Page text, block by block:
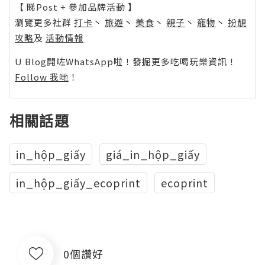
【 睇Post + 參加品牌活動 】
瀏覽更多社群 打卡 丶 旅遊 丶 美食 丶 親子 丶 寵物 丶 扮靚
攻略及 活動情報
U Blog開咗WhatsApp啦！發掘更多吃喝玩樂資訊！
Follow 我哋 ！
相關話題
in_hộp_giấy
giá_in_hộp_giấy
in_hộp_giấy_ecoprint
ecoprint
0個讚好